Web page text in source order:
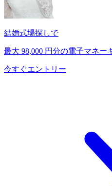
結婚式場探しで
最大 98,000 円分の電子マネー
今すぐエントリー